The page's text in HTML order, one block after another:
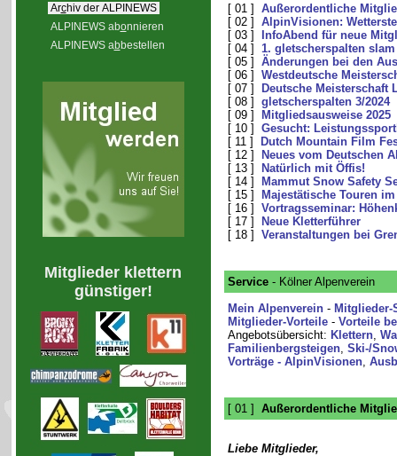
Archiv der ALPINEWS
ALPINEWS abonnieren
ALPINEWS abbestellen
Mitglieder klettern
günstiger!
[ 01 ] Außerordentliche
[ 02 ] AlpinVisionen:
[ 03 ]
InfoAbend für neue
[ 04 ] 1. gletscherspalten slam
[ 05 ] Änderungen bei den
[ 06 ] Westdeutsche
[ 07 ]
Deutsche Meisterschaft
[ 08 ] gletscherspalten 3/2024
[ 09 ]
Mitgliedsausweise 2025
[ 10 ] Gesucht:
[ 11 ]
Dutch Mountain Film
[ 12 ]
Neues vom Deutschen
[ 13 ]
Natürlich mit Öffis!
[ 14 ]
Mammut Snow Safety
[ 15 ]
Majestätische Touren
[ 16 ] Vortragsseminar:
[ 17 ]
Neue Kletterführer
[ 18 ] Veranstaltungen bei
Service- Kölner Alpenverein
Mein Alpenverein- Mitglieder-
Mitglieder-Vorteile- Vorteile
Angebotsübersicht: Klettern,
Familienbergsteigen, Ski-/
Vorträge - AlpinVisionen,
[ 01 ] Außerordentliche
Liebe Mitglieder,